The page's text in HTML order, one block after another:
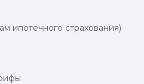
ипотечного страхования)